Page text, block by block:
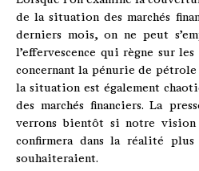
de la situation des marchés
derniers mois, on ne peut
l’effervescence qui règne sur les
concernant la pénurie de
la situation est également
des marchés financiers. La
verrons bientôt si notre vision
confirmera dans la réalité
souhaiteraient.